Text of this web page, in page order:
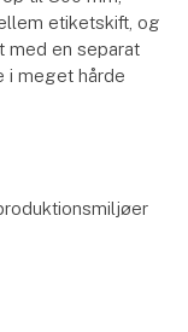
etiketskift, og
med en separat
i meget hårde